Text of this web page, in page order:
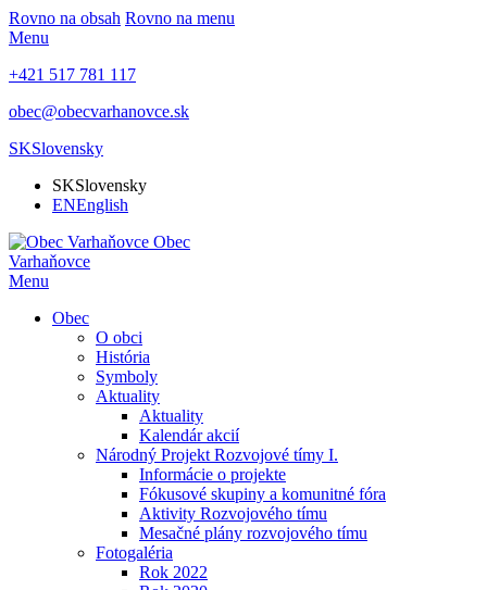
Rovno na obsah Rovno na menu
Menu
+421 517 781 117
obec@obecvarhanovce.sk
SKSlovensky
SKSlovensky
ENEnglish
Obec
Varhaňovce
Menu
Obec
O obci
História
Symboly
Aktuality
Aktuality
Kalendár akcií
Národný Projekt Rozvojové tímy I.
Informácie o projekte
Fókusové skupiny a komunitné fóra
Aktivity Rozvojového tímu
Mesačné plány rozvojového tímu
Fotogaléria
Rok 2022